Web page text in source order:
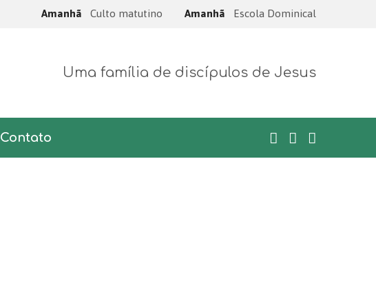
Amanhã Culto matutino Amanhã Escola Dominical
Uma família de discípulos de Jesus
Contato